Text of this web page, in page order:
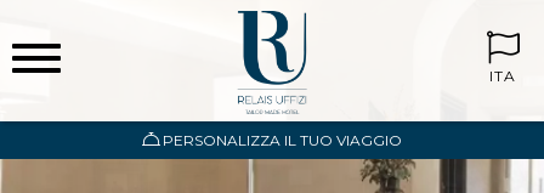
ITA
PERSONALIZZA IL TUO VIAGGIO